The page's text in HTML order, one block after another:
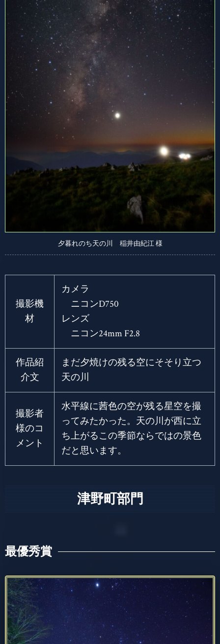
夕暮れのち天の川 稲井由紀江 様
撮影機
材
カメラ
ニコンD750
レンズ
ニコン24mm F2.8
作品紹
介文
まだ夕焼けの残る空にそそり立つ
天の川
撮影者
様のコ
メント
水平線に茜色の空が残る星空を撮
ってみたかった。天の川が西に立
ち上がるこの季節ならではの景色
だと思います。
津野町部門
最優秀賞